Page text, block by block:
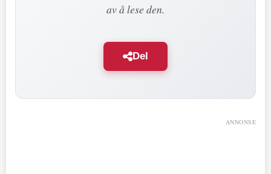
av å lese den.
Del
ANNONSE